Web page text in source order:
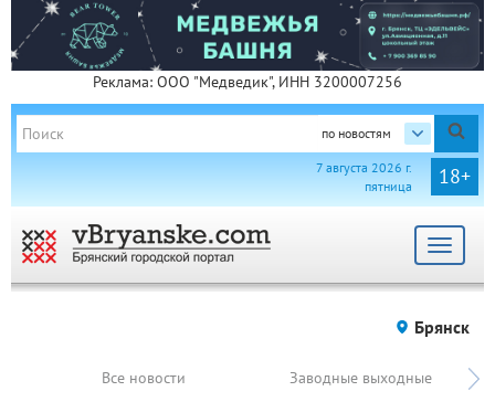
Реклама: ООО "Медведик", ИНН 3200007256
по новостям
18+
7 августа 2026 г.
пятница
Toggle
Брянск
Все новости Заводные выходные